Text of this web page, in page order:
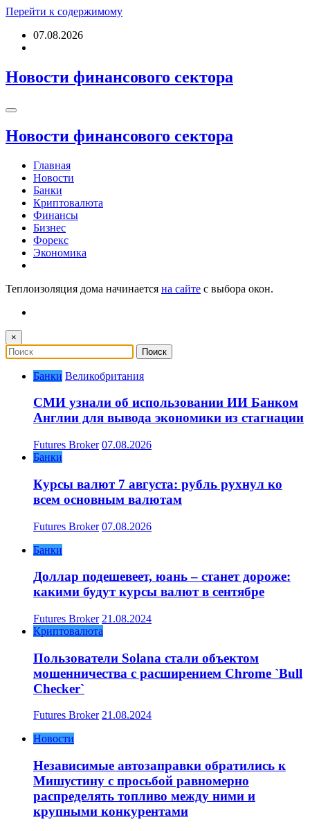
Перейти к содержимому
07.08.2026
Новости финансового сектора
Новости финансового сектора
Главная
Новости
Банки
Криптовалюта
Финансы
Бизнес
Форекс
Экономика
Теплоизоляция дома начинается на сайте с выбора окон.
×
Банки Великобритания
СМИ узнали об использовании ИИ Банком
Англии для вывода экономики из стагнации
Futures Broker 07.08.2026
Банки
Курсы валют 7 августа: рубль рухнул ко
всем основным валютам
Futures Broker 07.08.2026
Банки
Доллар подешевеет, юань – станет дороже:
какими будут курсы валют в сентябре
Futures Broker 21.08.2024
Криптовалюта
Пользователи Solana стали объектом
мошенничества с расширением Chrome `Bull
Checker`
Futures Broker 21.08.2024
Новости
Независимые автозаправки обратились к
Мишустину с просьбой равномерно
распределять топливо между ними и
крупными конкурентами